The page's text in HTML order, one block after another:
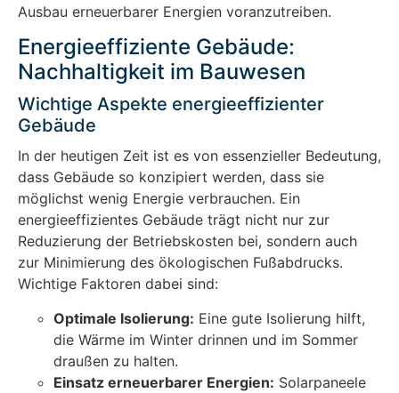
Ausbau erneuerbarer Energien voranzutreiben.
Energieeffiziente Gebäude:
Nachhaltigkeit im Bauwesen
Wichtige Aspekte energieeffizienter
Gebäude
In der heutigen Zeit ist es von essenzieller Bedeutung,
dass Gebäude so konzipiert werden, dass sie
möglichst wenig Energie verbrauchen. Ein
energieeffizientes Gebäude trägt nicht nur zur
Reduzierung der Betriebskosten bei, sondern auch
zur Minimierung des ökologischen Fußabdrucks.
Wichtige Faktoren dabei sind:
Optimale Isolierung: Eine gute Isolierung hilft,
die Wärme im Winter drinnen und im Sommer
draußen zu halten.
Einsatz erneuerbarer Energien: Solarpaneele